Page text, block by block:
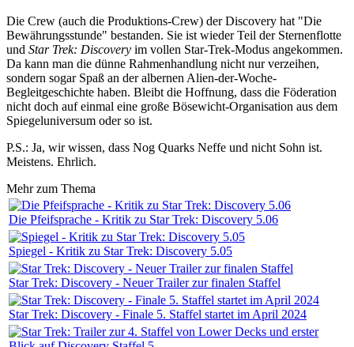
Die Crew (auch die Produktions-Crew) der Discovery hat "Die
Bewährungsstunde" bestanden. Sie ist wieder Teil der Sternenflotte
und Star Trek: Discovery im vollen Star-Trek-Modus angekommen.
Da kann man die dünne Rahmenhandlung nicht nur verzeihen,
sondern sogar Spaß an der albernen Alien-der-Woche-
Begleitgeschichte haben. Bleibt die Hoffnung, dass die Föderation
nicht doch auf einmal eine große Bösewicht-Organisation aus dem
Spiegeluniversum oder so ist.
P.S.: Ja, wir wissen, dass Nog Quarks Neffe und nicht Sohn ist.
Meistens. Ehrlich.
Mehr zum Thema
Die Pfeifsprache - Kritik zu Star Trek: Discovery 5.06
Spiegel - Kritik zu Star Trek: Discovery 5.05
Star Trek: Discovery - Neuer Trailer zur finalen Staffel
Star Trek: Discovery - Finale 5. Staffel startet im April 2024